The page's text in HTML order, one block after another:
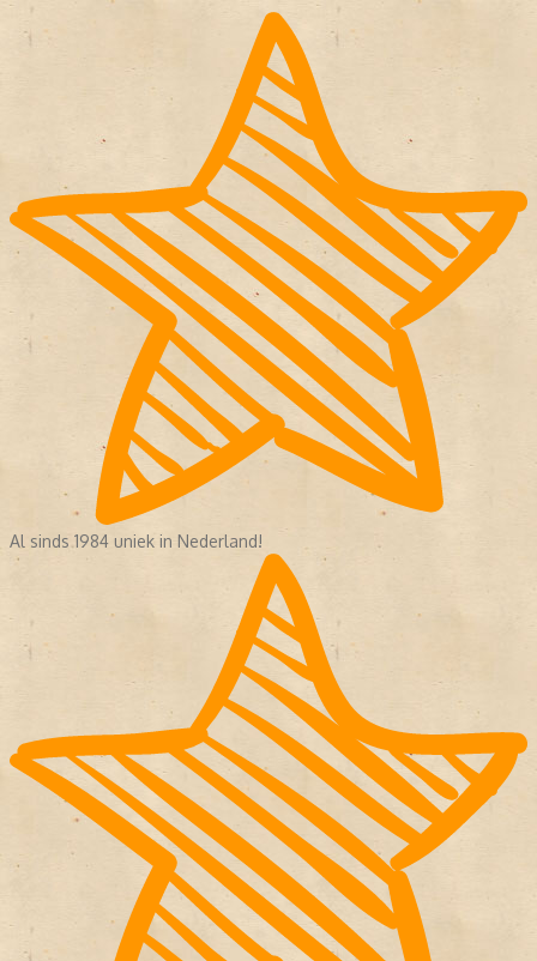
Al sinds 1984 uniek in Nederland!